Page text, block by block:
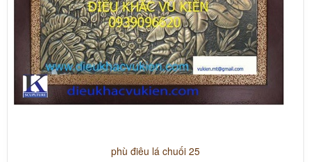
phù điêu lá chuối 25